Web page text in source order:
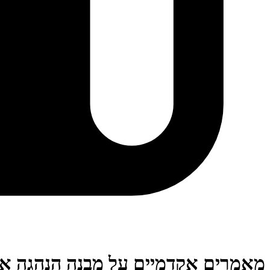
מאמרים אקדמיים על מבנה הנהגה